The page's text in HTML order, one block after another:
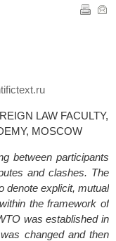
LAW FACULTY,
MOSCOW
between participants
and clashes. The
denote explicit, mutual
the framework of
was established in
changed and then